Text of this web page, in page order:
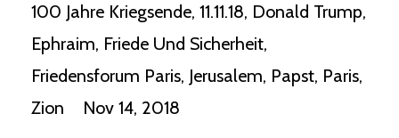
100 Jahre Kriegsende 11.11.18 Donald Trump
Ephraim Friede Und Sicherheit
Friedensforum Paris Jerusalem Papst Paris
Zion
Nov 14, 2018